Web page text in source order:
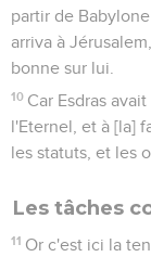
partir de
arriva à
bonne sur lui.
10 Car Esdras
l'Eternel, et à [la]
les statuts, et les
Les tâches
11 Or c'est ici la